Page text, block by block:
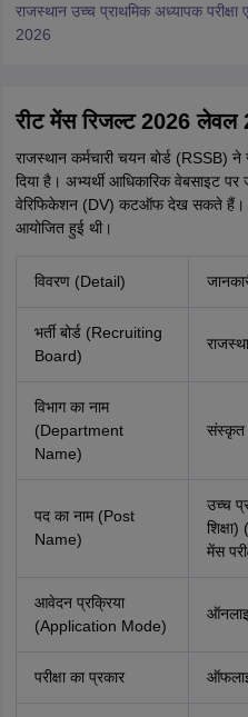
राजस्थान उच्च प्राथमिक अध्यापक परीक्षा
2026
रीट मेंस रिजल्ट 2026 लेवल
राजस्थान कर्मचारी चयन बोर्ड (RSSB)
दिया है। अभ्यर्थी आधिकारिक वेबसाइट
वेरिफिकेशन (DV) कटऑफ देख सकते हैं।
आयोजित हुई थी।
विवरण (Detail)
भर्ती बोर्ड (Recruiting
Board)
विभाग का नाम
(Department
Name)
संस्कृत
पद का नाम (Post
Name)
उच्च
मेंस
आवेदन प्रक्रिया
(Application Mode)
परीक्षा का प्रकार